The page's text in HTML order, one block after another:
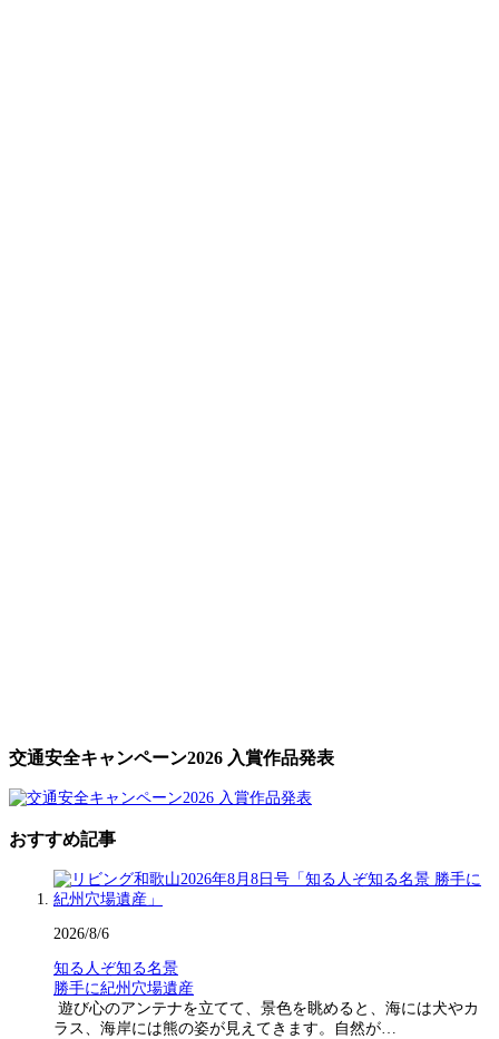
交通安全キャンペーン2026 入賞作品発表
おすすめ記事
2026/8/6
知る人ぞ知る名景
勝手に紀州穴場遺産
遊び心のアンテナを立てて、景色を眺めると、海には犬やカ
ラス、海岸には熊の姿が見えてきます。自然が…